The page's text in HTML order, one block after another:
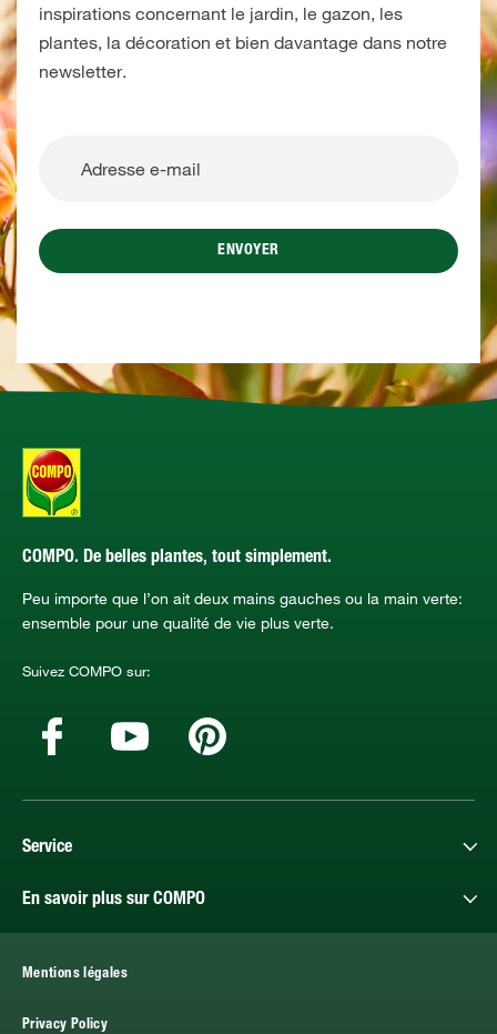
inspirations concernant le jardin, le gazon, les
plantes, la décoration et bien davantage dans notre
newsletter.
ENVOYER
COMPO. De belles plantes, tout simplement.
Peu importe que l’on ait deux mains gauches ou la main verte:
ensemble pour une qualité de vie plus verte.
Suivez COMPO sur:
Service
En savoir plus sur COMPO
Mentions légales
Privacy Policy